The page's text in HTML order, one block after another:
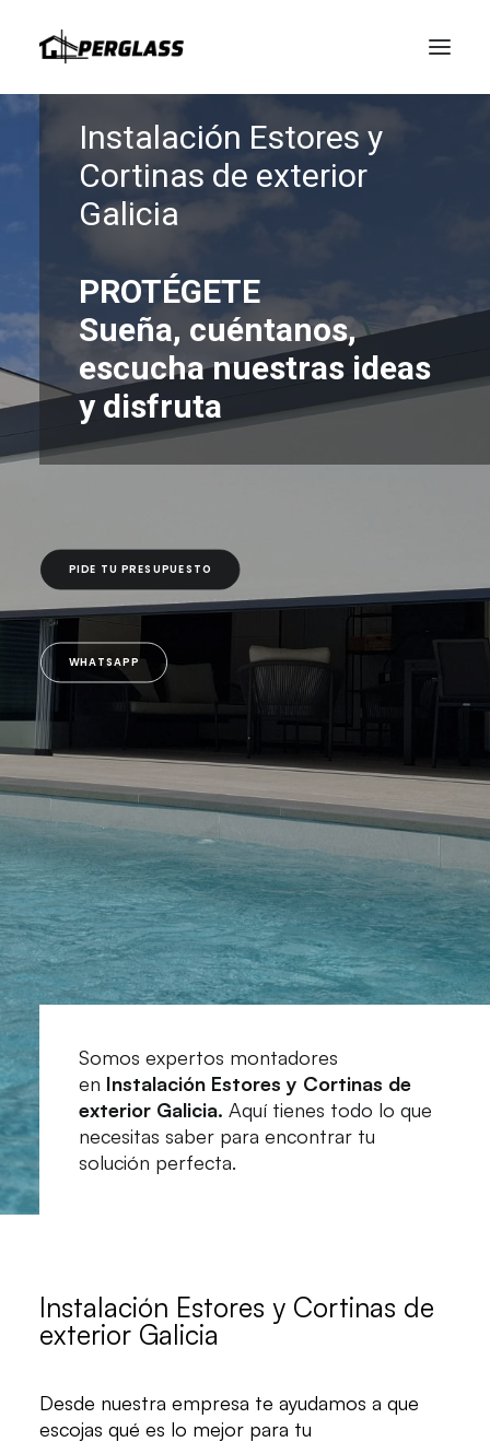
Search
Instalación Estores y
Cortinas de exterior
Galicia
PROTÉGETE
Sueña, cuéntanos,
escucha nuestras ideas
y disfruta
PIDE TU PRESUPUESTO
WHATSAPP
Somos expertos montadores
en Instalación Estores y Cortinas de
exterior Galicia. Aquí tienes todo lo que
necesitas saber para encontrar tu
solución perfecta.
Instalación Estores y Cortinas de
exterior Galicia
Desde nuestra empresa te ayudamos a que
escojas qué es lo mejor para tu